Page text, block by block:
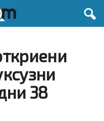
38